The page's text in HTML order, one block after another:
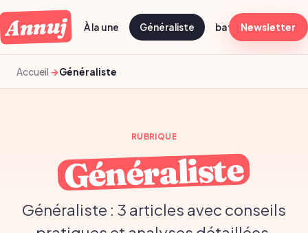
Annuj À la une Généraliste batch cooking
Newsletter
Accueil Généraliste
RUBRIQUE
Généraliste
Généraliste : 3 articles avec conseils